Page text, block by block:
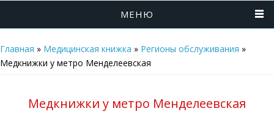
МЕНЮ
Главная » Медицинская книжка » Регионы обслуживания »
Медкнижки у метро Менделеевская
Медкнижки у метро Менделеевская